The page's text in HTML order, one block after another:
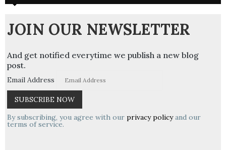
JOIN OUR NEWSLETTER
And get notified everytime we publish a new blog
post.
Email Address
By subscribing, you agree with our privacy policyand our
terms of service.